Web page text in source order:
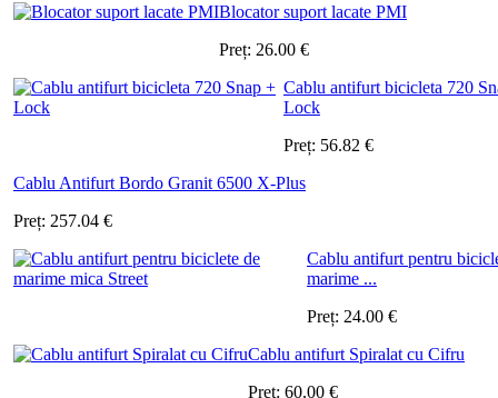
Blocator suport lacate PMI
Preț: 26.00 €
Cablu antifurt bicicleta 720
Lock
Preț: 56.82 €
Cablu Antifurt Bordo Granit 6500 X-Plus
Preț: 257.04 €
Cablu antifurt pentru
marime ...
Preț: 24.00 €
Cablu antifurt Spiralat cu Cifru
Preț: 60.00 €